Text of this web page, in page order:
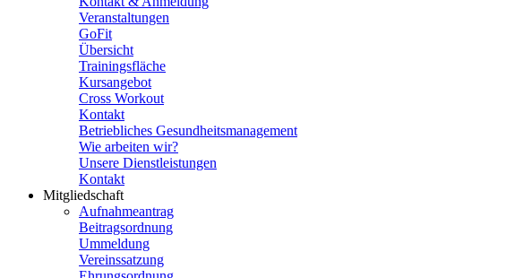
Veranstaltungen
GoFit
Übersicht
Trainingsfläche
Kursangebot
Cross Workout
Kontakt
Betriebliches Gesundheitsmanagement
Wie arbeiten wir?
Unsere Dienstleistungen
Kontakt
Mitgliedschaft
Aufnahmeantrag
Beitragsordnung
Ummeldung
Vereinssatzung